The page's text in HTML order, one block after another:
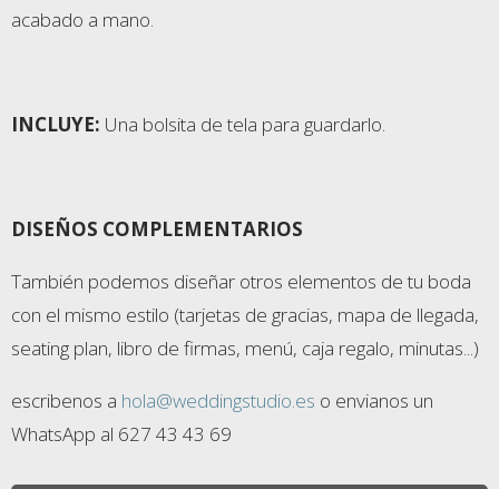
acabado a mano.
INCLUYE: Una bolsita de tela para guardarlo.
DISEÑOS COMPLEMENTARIOS
También podemos diseñar otros elementos de tu boda
con el mismo estilo (tarjetas de gracias, mapa de llegada,
seating plan, libro de firmas, menú, caja regalo, minutas...)
escribenos a hola@weddingstudio.es o envianos un
WhatsApp al 627 43 43 69